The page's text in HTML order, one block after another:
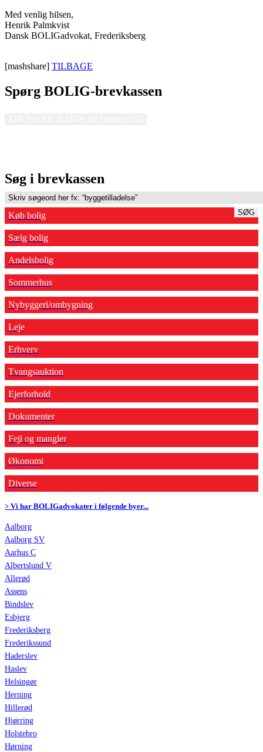
Med venlig hilsen,
Henrik Palmkvist
Dansk BOLIGadvokat, Frederiksberg
[mashshare] TILBAGE
Spørg BOLIG-brevkassen
Søg i brevkassen
SØG
Køb bolig
Sælg bolig
Andelsbolig
Sommerhus
Nybyggeri/ombygning
Leje
Erhverv
Tvangsauktion
Ejerforhold
Dokumenter
Fejl og mangler
Økonomi
Diverse
> Vi har BOLIGadvokater i følgende byer...
Aalborg
Aalborg SV
Aarhus C
Albertslund V
Allerød
Assens
Bindslev
Esbjerg
Frederiksberg
Frederikssund
Haderslev
Haslev
Helsingør
Herning
Hillerød
Hjørring
Holstebro
Hørning